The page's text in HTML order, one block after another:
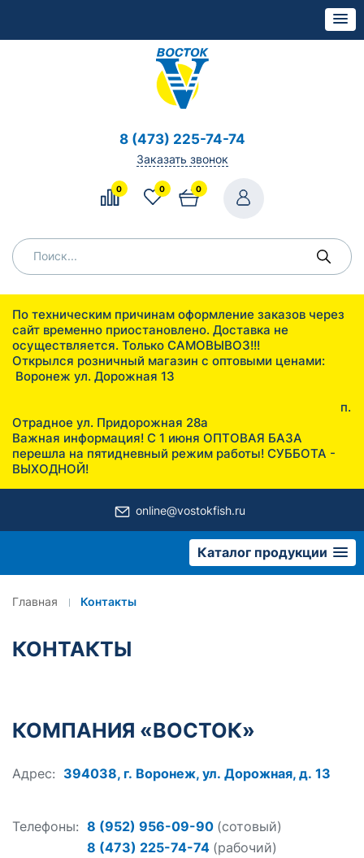
8 (473) 225-74-74
Заказать звонок
0 0 0
По техническим причинам оформление заказов через
сайт временно приостановлено. Доставка не
осуществляется. Только САМОВЫВОЗ!!!
Открылся розничный магазин с оптовыми ценами:
Воронеж ул. Дорожная 13
п.
Отрадное ул. Придорожная 28а
Важная информация! С 1 июня ОПТОВАЯ БАЗА
перешла на пятидневный режим работы! СУББОТА -
ВЫХОДНОЙ!
online@vostokfish.ru
Каталог продукции
Главная Контакты
КОНТАКТЫ
КОМПАНИЯ «ВОСТОК»
Адрес: 394038, г. Воронеж, ул. Дорожная, д. 13
Телефоны: 8 (952) 956-09-90 (сотовый)
8 (473) 225-74-74 (рабочий)